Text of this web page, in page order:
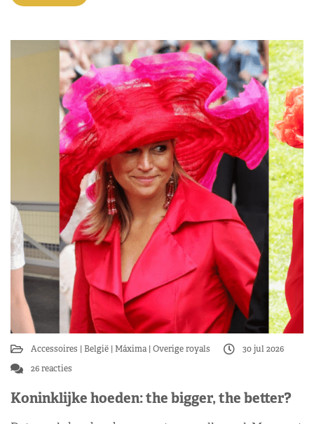
Accessoires België Máxima Overige royals
30 jul 2026
26 reacties
Koninklijke hoeden: the bigger, the better?